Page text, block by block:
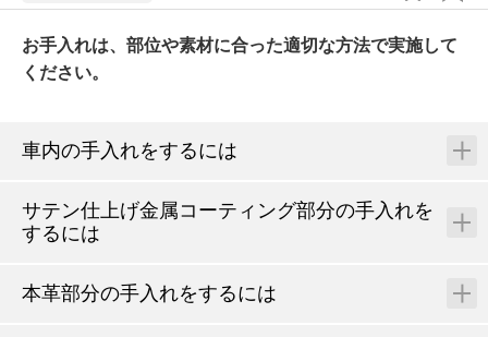
お手入れは、部位や素材に合った適切な方法で実施して
ください。
車内の手入れをするには
サテン仕上げ金属コーティング部分の手入れを
するには
本革部分の手入れをするには